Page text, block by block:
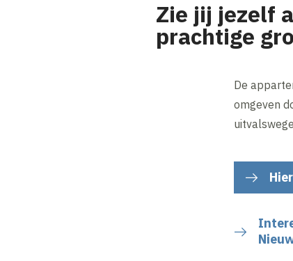
Zie jij jezelf
prachtige
De
omgeven